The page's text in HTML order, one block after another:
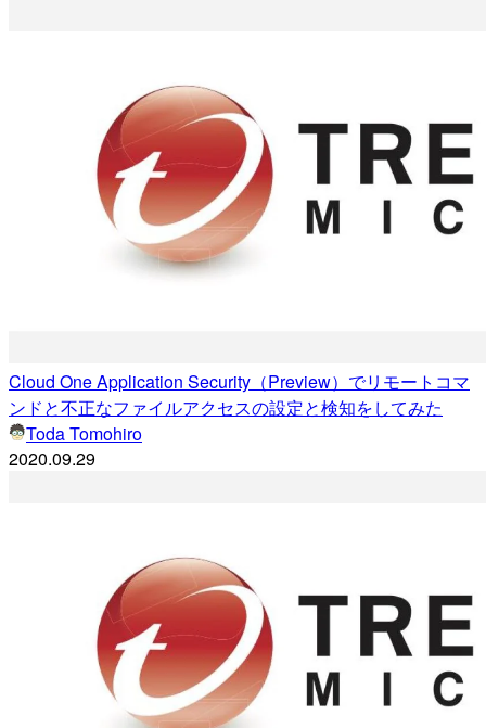
Cloud One Application Security（Preview）でリモートコマ
ンドと不正なファイルアクセスの設定と検知をしてみた
Toda Tomohiro
2020.09.29